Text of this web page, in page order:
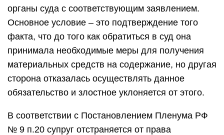
органы суда с соответствующим заявлением.
Основное условие – это подтверждение того
факта, что до того как обратиться в суд она
принимала необходимые меры для получения
материальных средств на содержание, но другая
сторона отказалась осуществлять данное
обязательство и злостное уклоняется от этого.
В соответствии с Постановлением Пленума РФ
№ 9 п.20 супруг отстраняется от права